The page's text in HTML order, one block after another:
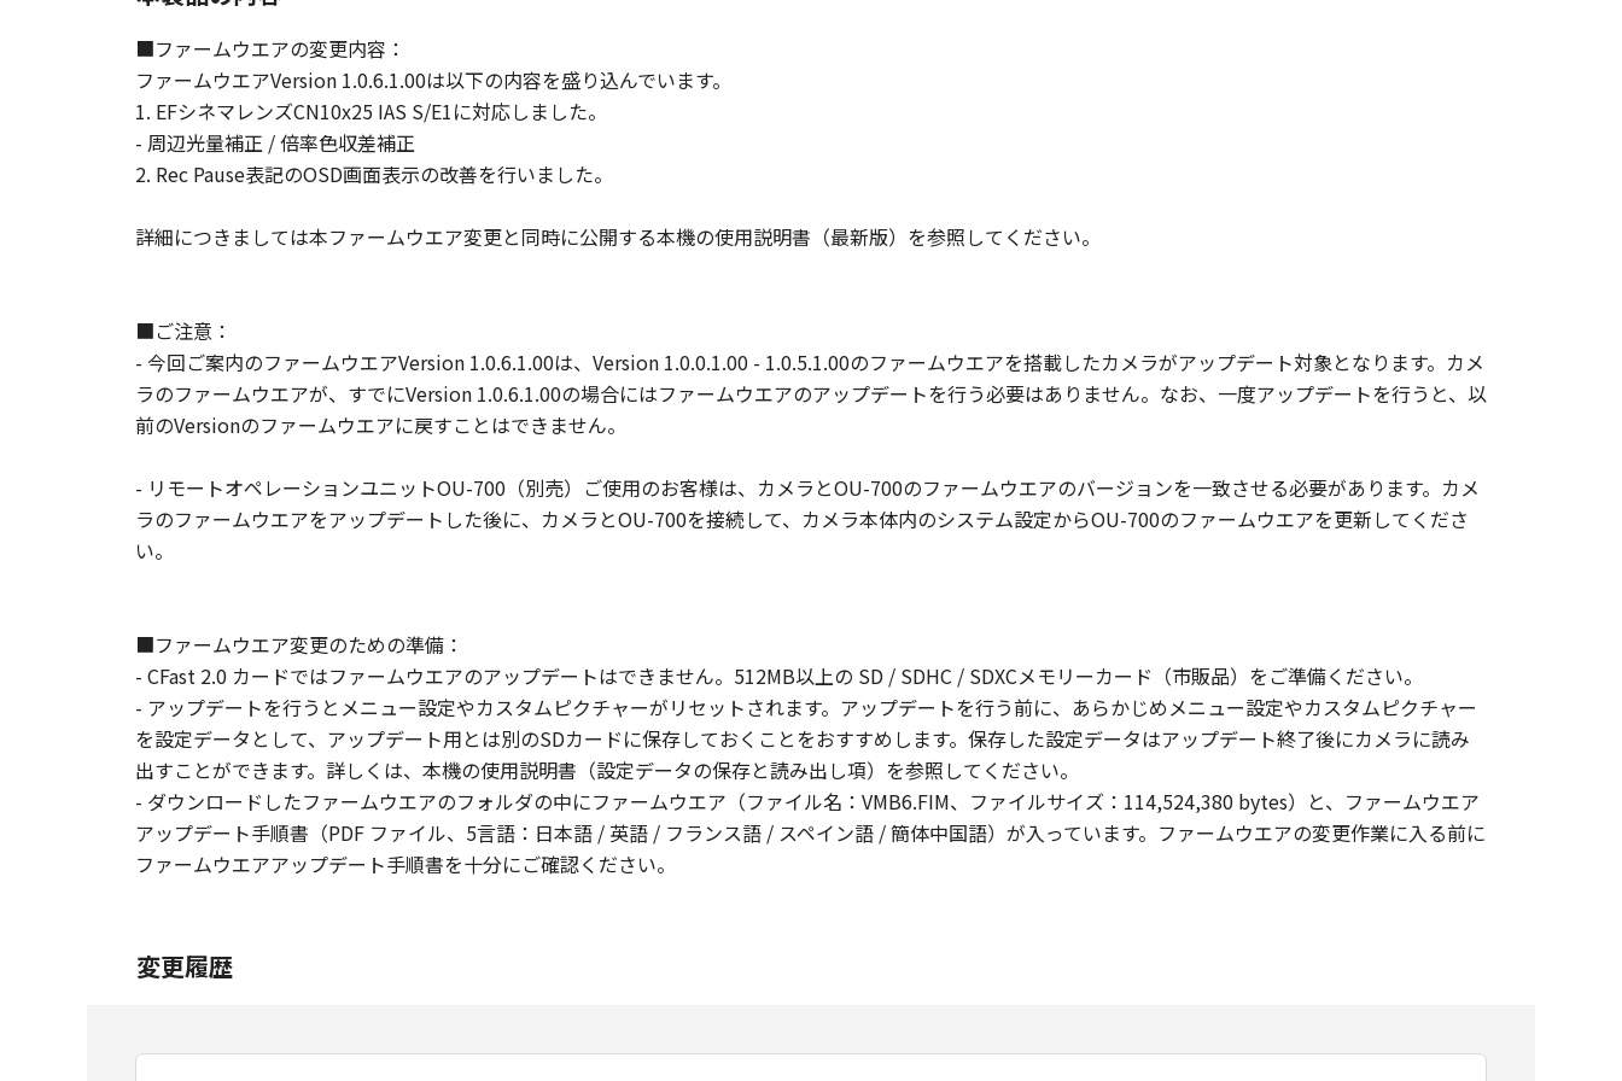
本条において、'Software'という語は、本契約における「許諾ソフトウェア」を意味するものとします。
一般条項
『ダウンロード開始』のボタンをクリックすることにより、お客様は、お客様が本契約を読み、理解し、且つ本契約の条件に拘束
されることに合意したことになります。お客様は、本契約が、本契約に規定されるすべての事項についての、キヤノンとお客様の間
に事前に存在する口頭または書面による一切の合意に優先する、お客様とキヤノンとの契約の完全且つ唯一の表明であることに同
意するものとします。キヤノンの代表者が署名した書面によってキヤノンがその明確な同意を与えない限り、本契約の条項のいかな
キヤノンマーケティングジャパン株式会社
■ファームウエアの変更内容：
ファームウエアVersion 1.0.6.1.00は以下の内容を盛り込んでいます。
1. EFシネマレンズCN10x25 IAS S/E1に対応しました。
- 周辺光量補正 / 倍率色収差補正
2. Rec Pause表記のOSD画面表示の改善を行いました。
詳細につきましては本ファームウエア変更と同時に公開する本機の使用説明書（最新版）を参照してください。
■ご注意：
- 今回ご案内のファームウエアVersion 1.0.6.1.00は、Version 1.0.0.1.00 - 1.0.5.1.00のファームウエアを搭載したカメラがアップデート対象となります。カメ
ラのファームウエアが、すでにVersion 1.0.6.1.00の場合にはファームウエアのアップデートを行う必要はありません。なお、一度アップデートを行うと、以
前のVersionのファームウエアに戻すことはできません。
- リモートオペレーションユニットOU-700（別売）ご使用のお客様は、カメラとOU-700のファームウエアのバージョンを一致させる必要があります。カメ
ラのファームウエアをアップデートした後に、カメラとOU-700を接続して、カメラ本体内のシステム設定からOU-700のファームウエアを更新してくださ
い。
■ファームウエア変更のための準備：
- CFast 2.0 カードではファームウエアのアップデートはできません。512MB以上の SD / SDHC / SDXCメモリーカード（市販品）をご準備ください。
- アップデートを行うとメニュー設定やカスタムピクチャーがリセットされます。アップデートを行う前に、あらかじめメニュー設定やカスタムピクチャー
を設定データとして、アップデート用とは別のSDカードに保存しておくことをおすすめします。保存した設定データはアップデート終了後にカメラに読み
出すことができます。詳しくは、本機の使用説明書（設定データの保存と読み出し項）を参照してください。
- ダウンロードしたファームウエアのフォルダの中にファームウエア（ファイル名：VMB6.FIM、ファイルサイズ：114,524,380 bytes）と、ファームウエア
アップデート手順書（PDF ファイル、5言語：日本語 / 英語 / フランス語 / スペイン語 / 簡体中国語）が入っています。ファームウエアの変更作業に入る前に
ファームウエアアップデート手順書を十分にご確認ください。
変更履歴